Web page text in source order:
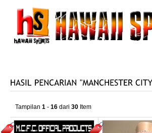
Tampilan 1 - 16 dari 30 Item